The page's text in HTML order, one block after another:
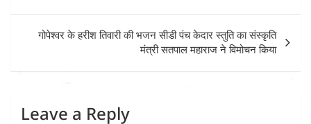
गोपेश्वर के हरीश तिवारी की भजन सीडी पंच केदार स्तुति का संस्कृति
मंत्री सतपाल महाराज ने विमोचन किया
Leave a Reply